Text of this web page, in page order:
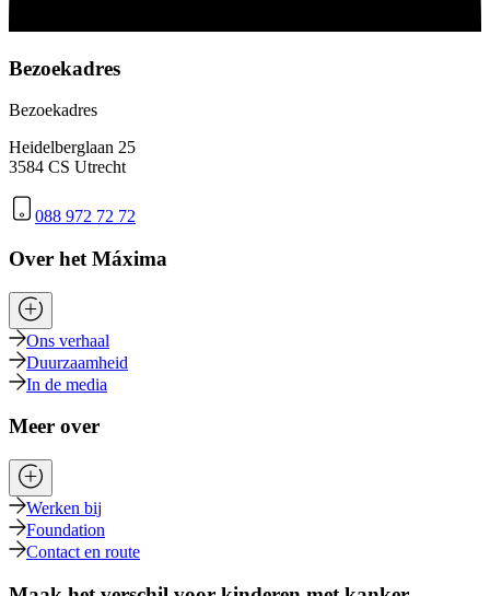
Bezoekadres
Bezoekadres
Heidelberglaan 25
3584 CS Utrecht
088 972 72 72
Over het Máxima
Ons verhaal
Duurzaamheid
In de media
Meer over
Werken bij
Foundation
Contact en route